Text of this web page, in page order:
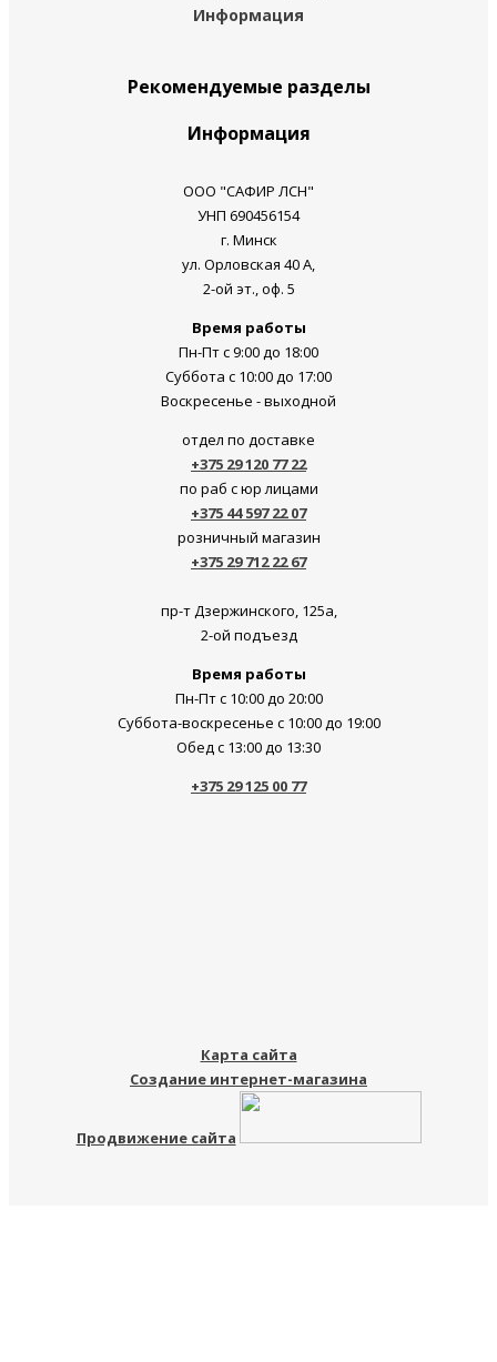
Информация
Рекомендуемые разделы
Информация
ООО "САФИР ЛСН"
УНП 690456154
г. Минск
ул. Орловская 40 А,
2-ой эт., оф. 5
Время работы
Пн-Пт с 9:00 до 18:00
Суббота c 10:00 до 17:00
Воскресенье - выходной
отдел по доставке
+375 29 120 77 22
по раб с юр лицами
+375 44 597 22 07
розничный магазин
+375 29 712 22 67
пр-т Дзержинского, 125а,
2-ой подъезд
Время работы
Пн-Пт с 10:00 до 20:00
Суббота-воскресенье c 10:00 до 19:00
Обед с 13:00 до 13:30
+375 29 125 00 77
Карта сайта
Создание интернет-магазина
Продвижение сайта